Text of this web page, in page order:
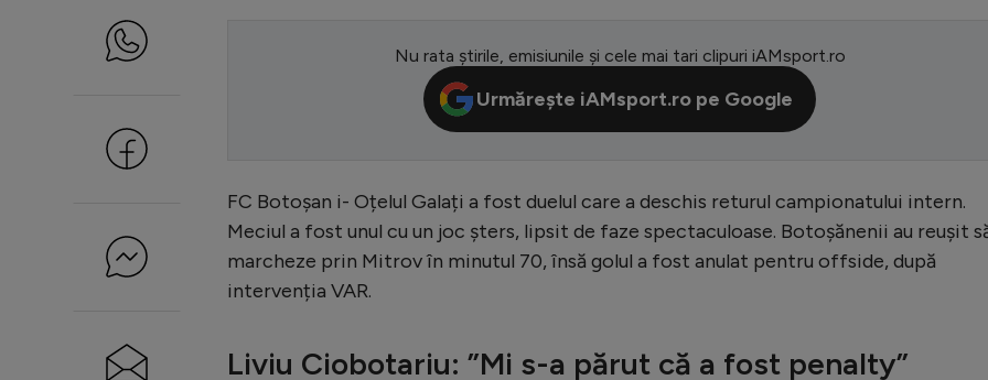
Nu rata știrile, emisiunile și cele mai tari clipuri iAMsport.ro
Urmărește iAMsport.ro pe Google
FC Botoșan i- Oțelul Galați a fost duelul care a deschis returul campionatului intern.
Meciul a fost unul cu un joc șters, lipsit de faze spectaculoase. Botoșănenii au reușit
marcheze prin Mitrov în minutul 70, însă golul a fost anulat pentru offside, după
intervenția VAR.
Liviu Ciobotariu: ”Mi s-a părut că a fost penalty”